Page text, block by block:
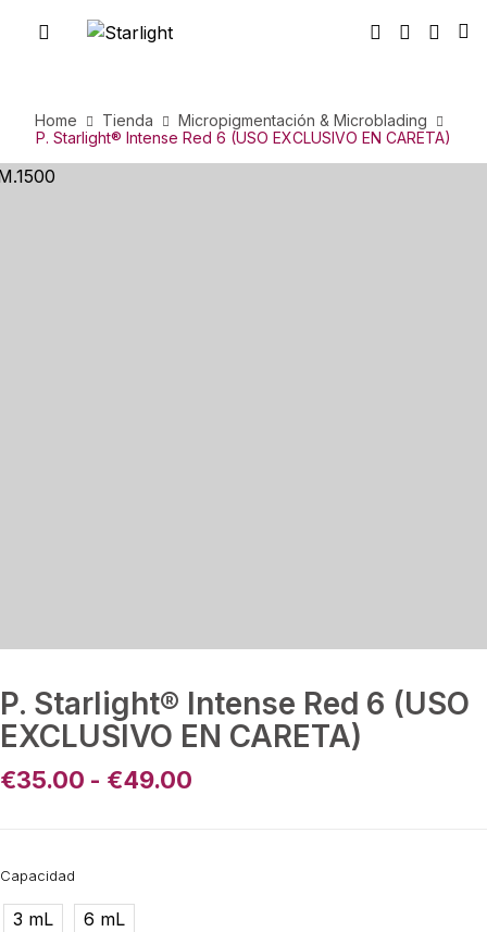
Home Tienda
Micropigmentación & Microblading
P. Starlight® Intense Red 6 (USO EXCLUSIVO EN CARETA)
P. Starlight® Intense Red 6 (USO
EXCLUSIVO EN CARETA)
€35.00 - €49.00
Capacidad
3 mL 6 mL